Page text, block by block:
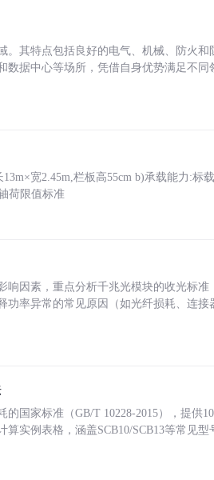
。其特点包括良好的电气、机械、防火和
数据中心等场所，凭借自身优势满足不同
宽2.45m,栏板高55cm b)承载能力:标
荷限值标准
因素，重点分析千兆光模块的收光标准
功率异常的常见原因（如光纤损耗、连
国家标准（GB/T 10228-2015），提供
实例表格，涵盖SCB10/SCB13等常见